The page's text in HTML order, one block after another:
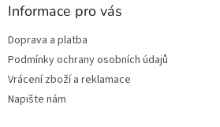
Informace pro vás
Doprava a platba
Podmínky ochrany osobních údajů
Vrácení zboží a reklamace
Napište nám